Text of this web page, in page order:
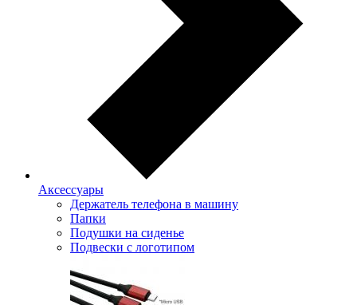
Аксессуары
Держатель телефона в машину
Папки
Подушки на сиденье
Подвески с логотипом